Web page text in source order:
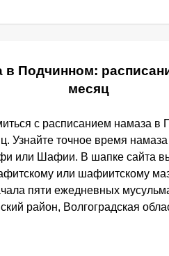
в Подчинном:
месяц
с расписанием намаза в
Узнайте точное время
или Шафии. В шапке сайта
или шафиитскому
пяти ежедневных
район, Волгоградская